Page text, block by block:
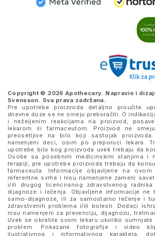
Copyright © 2026 Apothecary. Napravio i
Svensson. Sva prava zadržana.
Pre upotrebe proizvoda detaljno proučite
dnevne doze se ne smeju prekoračiti. O
i neželjenim reakcijama na proizvod,
lekarom ili farmaceutom. Proizvod ne
preosetljive na bilo koji sastojak
namenjeni deci, osim po preporuci lekara.
upotrebe bilo kog proizvoda uvek trebaju da
Osobe sa posebnim medicinskim stanjima i
terapiji, pre upotrebe proizvoda trebaju da
farmaceuta. Informacije objavljene na
referentne svrhe i nisu namenjene zameni
i/ili drugog licenciranog zdravstvenog
dijagnoze i lečenja. Objavljene informacije
samo-dijagnoze, ili za samostalno lečenje i
zdravstvenih problema i/ili bolesti. Dodaci
nisu namenjeni za prevenciju, dijagnozu,
Uvek se obratite svom lekaru ukoliko
problem. Prikazane fotografije i video
ilustrativnog i informativnog karaktera,